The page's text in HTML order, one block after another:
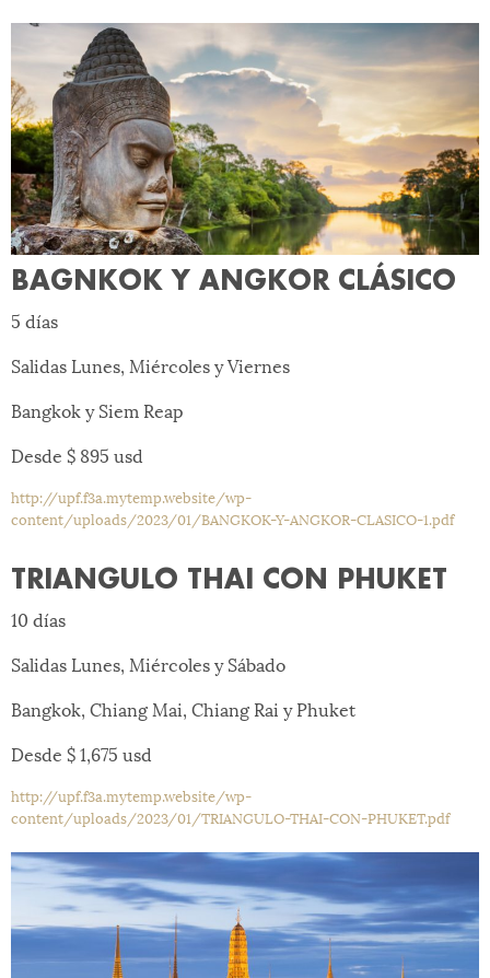
BAGNKOK Y ANGKOR CLÁSICO
5 días
Salidas Lunes, Miércoles y Viernes
Bangkok y Siem Reap
Desde $ 895 usd
http://upf.f3a.mytemp.website/wp-
content/uploads/2023/01/BANGKOK-Y-ANGKOR-CLASICO-1.pdf
TRIANGULO THAI CON PHUKET
10 días
Salidas Lunes, Miércoles y Sábado
Bangkok, Chiang Mai, Chiang Rai y Phuket
Desde $ 1,675 usd
http://upf.f3a.mytemp.website/wp-
content/uploads/2023/01/TRIANGULO-THAI-CON-PHUKET.pdf